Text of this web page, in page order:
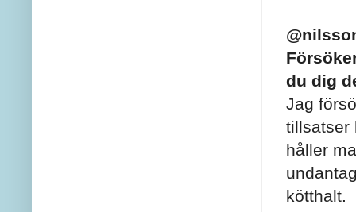
du dig
Jag
tillsatser
håller
kötthalt.